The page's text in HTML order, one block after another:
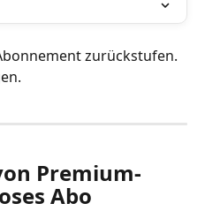
zurückstufen.
Premium-
Abo